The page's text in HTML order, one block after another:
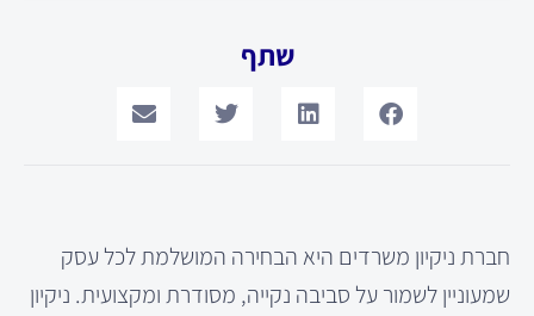
שתף
חברת ניקיון משרדים היא הבחירה המושלמת לכל עסק
שמעוניין לשמור על סביבה נקייה, מסודרת ומקצועית. ניקיון